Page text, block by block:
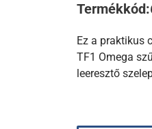
Termékkód:
Ez a praktikus
TF1 Omega
leeresztő